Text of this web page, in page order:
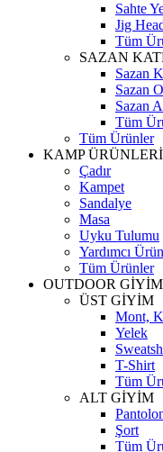
Sahte
Jig
Tüm
SAZAN
Sazan
Sazan
Sazan
Tüm
Tüm Ürünler
KAMP ÜRÜNLERİ
Çadır
Kampet
Sandalye
Masa
Uyku Tulumu
Yardımcı
Tüm Ürünler
OUTDOOR GİYİM
ÜST GİYİM
Mont,
Yelek
T-Shirt
Tüm
ALT GİYİM
Şort
Tüm